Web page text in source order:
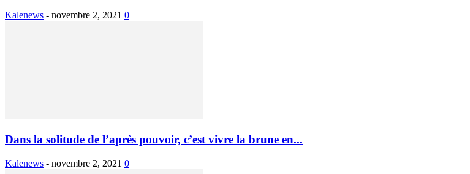
Kalenews - novembre 2, 2021 0
Dans la solitude de l’après pouvoir, c’est vivre la brune en...
Kalenews - novembre 2, 2021 0